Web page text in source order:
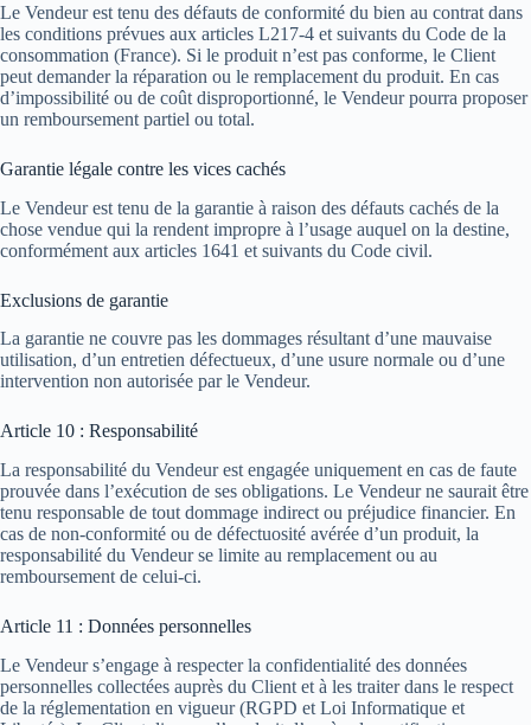
Le Vendeur est tenu des défauts de conformité du bien au contrat dans
les conditions prévues aux articles L217-4 et suivants du Code de la
consommation (France). Si le produit n’est pas conforme, le Client
peut demander la réparation ou le remplacement du produit. En cas
d’impossibilité ou de coût disproportionné, le Vendeur pourra proposer
un remboursement partiel ou total.
Garantie légale contre les vices cachés
Le Vendeur est tenu de la garantie à raison des défauts cachés de la
chose vendue qui la rendent impropre à l’usage auquel on la destine,
conformément aux articles 1641 et suivants du Code civil.
Exclusions de garantie
La garantie ne couvre pas les dommages résultant d’une mauvaise
utilisation, d’un entretien défectueux, d’une usure normale ou d’une
intervention non autorisée par le Vendeur.
Article 10 : Responsabilité
La responsabilité du Vendeur est engagée uniquement en cas de faute
prouvée dans l’exécution de ses obligations. Le Vendeur ne saurait être
tenu responsable de tout dommage indirect ou préjudice financier. En
cas de non-conformité ou de défectuosité avérée d’un produit, la
responsabilité du Vendeur se limite au remplacement ou au
remboursement de celui-ci.
Article 11 : Données personnelles
Le Vendeur s’engage à respecter la confidentialité des données
personnelles collectées auprès du Client et à les traiter dans le respect
de la réglementation en vigueur (RGPD et Loi Informatique et